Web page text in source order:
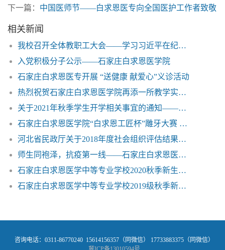
下一篇： 中国医师节——白求恩医专向全国医护工作者致敬
相关新闻
我校召开全体教职工大会——学习习近平在纪念五四运动100周年大会上的讲话
入党积极分子公示——石家庄白求恩医学院
石家庄白求恩医专开展 “送健康 献爱心”义诊活动
热烈祝贺石家庄白求恩医学院再添一所教学实习医院
关于2021年秋季学生开学相关事宜的通知——石家庄白求恩医学中等专业学校
石家庄白求恩医学院“白求恩工匠杯”雕牙大赛 获得圆满成功
河北省民政厅关于2018年度社会组织评估结果的通报
师生同袍泽，抗疫第一线——石家庄白求恩医学中等专业学校师生抗疫纪实
石家庄白求恩医学中等专业学校2020秋季新生入学报到须知——石家庄白求恩医学院
石家庄白求恩医学中等专业学校2019级秋季新生入学报到指南
咨询电话：0311-86770240 15614156357（同微信） 17733883375（同微信）